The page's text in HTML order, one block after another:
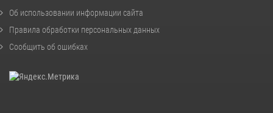
Об использовании информации сайта
Правила обработки персональных данных
Сообщить об ошибках